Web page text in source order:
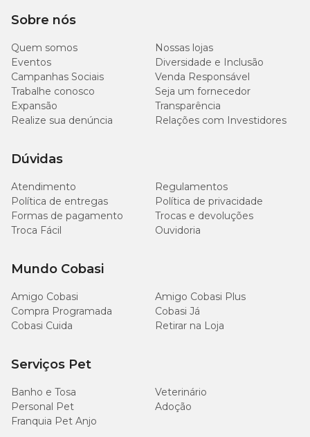
Sobre nós
Quem somos
Nossas lojas
Eventos
Diversidade e Inclusão
Campanhas Sociais
Venda Responsável
Trabalhe conosco
Seja um fornecedor
Expansão
Transparência
Realize sua denúncia
Relações com Investidores
Dúvidas
Atendimento
Regulamentos
Política de entregas
Política de privacidade
Formas de pagamento
Trocas e devoluções
Troca Fácil
Ouvidoria
Mundo Cobasi
Amigo Cobasi
Amigo Cobasi Plus
Compra Programada
Cobasi Já
Cobasi Cuida
Retirar na Loja
Serviços Pet
Banho e Tosa
Veterinário
Personal Pet
Adoção
Franquia Pet Anjo